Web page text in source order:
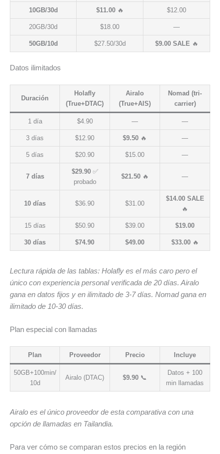
10GB/30d $11.00🔥 $12.00
20GB/30d $18.00 —
50GB/10d $27.50/30d $9.00 SALE 🔥
Datos ilimitados
Duración
Holafly
(True+DTAC)
Airalo
(True+AIS)
Nomad (tri-
carrier)
1 día $4.90 — —
3 días $12.90 $9.50 🔥 —
5 días $20.90 $15.00 —
7 días
$29.90✅
probado
$21.50🔥 —
10 días $36.90 $31.00
$14.00 SALE
🔥
15 días $50.90 $39.00 $19.00
30 días $74.90 $49.00 $33.00🔥
Lectura rápida de las tablas: Holafly es el más caro pero el
único con experiencia personal verificada de 20 días. Airalo
gana en datos fijos y en ilimitado de 3-7 días. Nomad gana en
ilimitado de 10-30 días.
Plan especial con llamadas
Plan Proveedor Precio Incluye
50GB+100min/
10d
Airalo (DTAC) $9.90 📞
Datos + 100
min llamadas
Airalo es el único proveedor de esta comparativa con una
opción de llamadas en Tailandia.
Para ver cómo se comparan estos precios en la región